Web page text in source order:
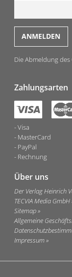
Die Abmeldung
Zahlungsarten
Visa
MasterCard
PayPal
Rechnung
Über uns
Der Verlag Heinrich
TECVIA Media GmbH
Sitemap
Allgemeine
Impressum